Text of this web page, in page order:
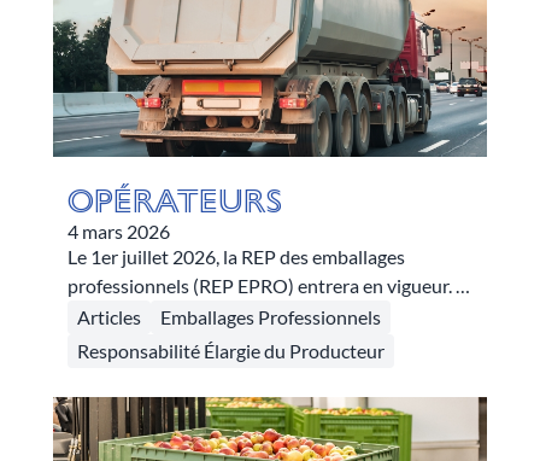
Opérateurs
4 mars 2026
Le 1er juillet 2026, la REP des emballages
professionnels (REP EPRO) entrera en vigueur. Si
les metteurs en marché en sont les principaux
contributeurs, la réussite du dispositif dépend
opérateurs de gestion de déchets et de logistique
inverse, détenteurs de déchets, collectivités
Articles
Emballages Professionnels
Responsabilité Élargie du Producteur